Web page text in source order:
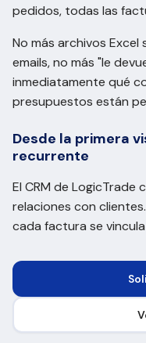
pedidos, todas las
No más archivos
emails, no más "le
inmediatamente qué
presupuestos están
Desde la primera
recurrente
El CRM de
relaciones con
cada factura se